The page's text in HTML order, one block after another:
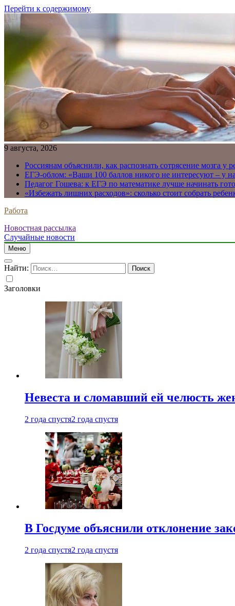
Перейти к содержимому
9 августа, 2026
Россиянам объяснили, как распознать сотрясение мозга у
ЕГЭ-облом: «Ваши 100 баллов никого не интересуют – у
Педагог Гошева: к ЕГЭ по математике лучше начинать
«Избежать лишних расходов»: сколько стоит собрать
Работа
Новостная рассылка
Случайные новости
Меню
Найти:
Заголовки
Невеста и сломавший ей челюсть
2 года спустя2 года спустя
В Госдуме объяснили отклонение
2 года спустя2 года спустя